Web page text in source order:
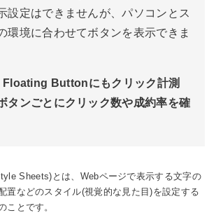
設定はできませんが、パソコンとス
環境に合わせてボタンを表示できま
Buttonにもクリック計測
タンごとにクリック数や成約率を確
Sheets)とは、Webページで表示する文字の
置などのスタイル(視覚的な見た目)を設定する
ことです。